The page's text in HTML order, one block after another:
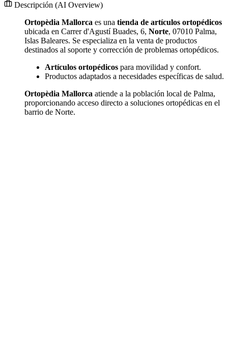
Descripción (AI Overview)
Ortopèdia Mallorca es una tienda de artículos ortopédicos
ubicada en Carrer d'Agustí Buades, 6, Norte, 07010 Palma,
Islas Baleares. Se especializa en la venta de productos
destinados al soporte y corrección de problemas ortopédicos.
Artículos ortopédicos para movilidad y confort.
Productos adaptados a necesidades específicas de salud.
Ortopèdia Mallorca atiende a la población local de Palma,
proporcionando acceso directo a soluciones ortopédicas en el
barrio de Norte.